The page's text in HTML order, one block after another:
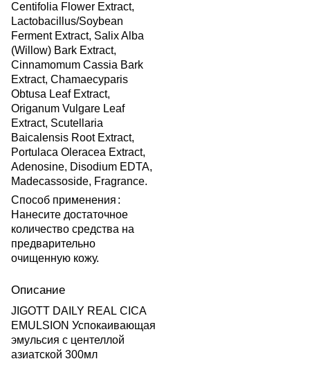
Centifolia Flower Extract,
Lactobacillus/Soybean
Ferment Extract, Salix Alba
(Willow) Bark Extract,
Cinnamomum Cassia Bark
Extract, Chamaecyparis
Obtusa Leaf Extract,
Origanum Vulgare Leaf
Extract, Scutellaria
Baicalensis Root Extract,
Portulaca Oleracea Extract,
Adenosine, Disodium EDTA,
Madecassoside, Fragrance.
Способ применения :
Нанесите достаточное
количество средства на
предварительно
очищенную кожу.
Описание
JIGOTT DAILY REAL CICA
EMULSION Успокаивающая
эмульсия с центеллой
азиатской 300мл